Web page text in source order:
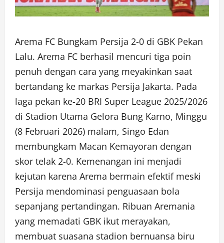
Arema FC Bungkam Persija 2-0 di GBK Pekan
Lalu. Arema FC berhasil mencuri tiga poin
penuh dengan cara yang meyakinkan saat
bertandang ke markas Persija Jakarta. Pada
laga pekan ke-20 BRI Super League 2025/2026
di Stadion Utama Gelora Bung Karno, Minggu
(8 Februari 2026) malam, Singo Edan
membungkam Macan Kemayoran dengan
skor telak 2-0. Kemenangan ini menjadi
kejutan karena Arema bermain efektif meski
Persija mendominasi penguasaan bola
sepanjang pertandingan. Ribuan Aremania
yang memadati GBK ikut merayakan,
membuat suasana stadion bernuansa biru